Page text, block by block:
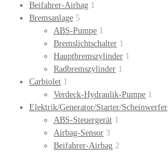
Beifahrer-Airbag 1
Bremsanlage 5
ABS-Pumpe 1
Bremslichtschalter 1
Hauptbremszylinder 1
Radbremszylinder 1
Carbiolet 1
Verdeck-Hydraulik-Pumpe 1
Elektrik/Generator/Starter/Scheinwerfer
ABS-Steuergerät 1
Airbag-Sensor 3
Beifahrer-Airbag 2